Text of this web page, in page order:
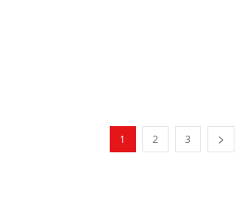
1 2 3